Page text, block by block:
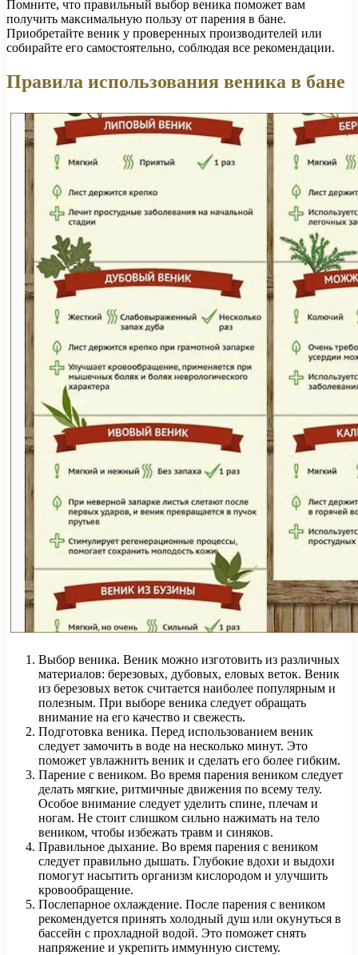
Помните, что правильный выбор веника поможет вам
получить максимальную пользу от парения в бане.
Приобретайте веник у проверенных производителей или
собирайте его самостоятельно, соблюдая все рекомендации.
Правила использования веника в бане
Выбор веника. Веник можно изготовить из различных
материалов: березовых, дубовых, еловых веток. Веник
из березовых веток считается наиболее популярным и
полезным. При выборе веника следует обращать
внимание на его качество и свежесть.
Подготовка веника. Перед использованием веник
следует замочить в воде на несколько минут. Это
поможет увлажнить веник и сделать его более гибким.
Парение с веником. Во время парения веником следует
делать мягкие, ритмичные движения по всему телу.
Особое внимание следует уделить спине, плечам и
ногам. Не стоит слишком сильно нажимать на тело
веником, чтобы избежать травм и синяков.
Правильное дыхание. Во время парения с веником
следует правильно дышать. Глубокие вдохи и выдохи
помогут насытить организм кислородом и улучшить
кровообращение.
Послепарное охлаждение. После парения с веником
рекомендуется принять холодный душ или окунуться в
бассейн с прохладной водой. Это поможет снять
напряжение и укрепить иммунную систему.